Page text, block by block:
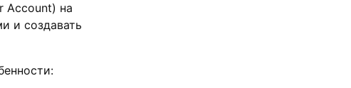
Account) на
и создавать